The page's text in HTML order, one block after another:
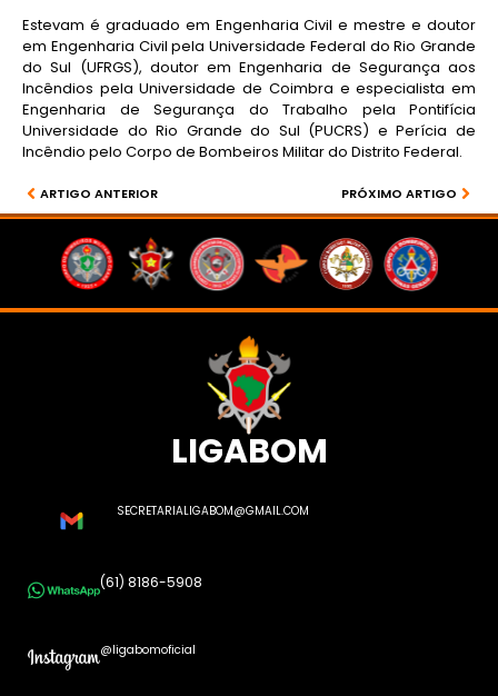
Estevam é graduado em Engenharia Civil e mestre e doutor
em Engenharia Civil pela Universidade Federal do Rio Grande
do Sul (UFRGS), doutor em Engenharia de Segurança aos
Incêndios pela Universidade de Coimbra e especialista em
Engenharia de Segurança do Trabalho pela Pontifícia
Universidade do Rio Grande do Sul (PUCRS) e Perícia de
Incêndio pelo Corpo de Bombeiros Militar do Distrito Federal.
ARTIGO ANTERIOR PRÓXIMO ARTIGO
LIGABOM
SECRETARIALIGABOM@GMAIL.COM
(61) 8186-5908
@ligabomoficial